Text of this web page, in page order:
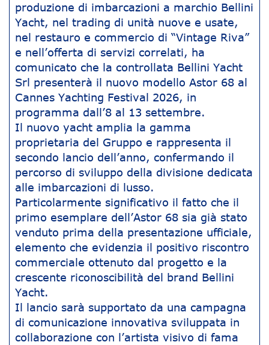
produzione di imbarcazioni a marchio Bellini
Yacht, nel trading di unità nuove e usate,
nel restauro e commercio di “Vintage Riva”
e nell’offerta di servizi correlati, ha
comunicato che la controllata Bellini Yacht
Srl presenterà il nuovo modello Astor 68 al
Cannes Yachting Festival 2026, in
programma dall’8 al 13 settembre.
Il nuovo yacht amplia la gamma
proprietaria del Gruppo e rappresenta il
secondo lancio dell’anno, confermando il
percorso di sviluppo della divisione dedicata
alle imbarcazioni di lusso.
Particolarmente significativo il fatto che il
primo esemplare dell’Astor 68 sia già stato
venduto prima della presentazione ufficiale,
elemento che evidenzia il positivo riscontro
commerciale ottenuto dal progetto e la
crescente riconoscibilità del brand Bellini
Yacht.
Il lancio sarà supportato da una campagna
di comunicazione innovativa sviluppata in
collaborazione con l’artista visivo di fama